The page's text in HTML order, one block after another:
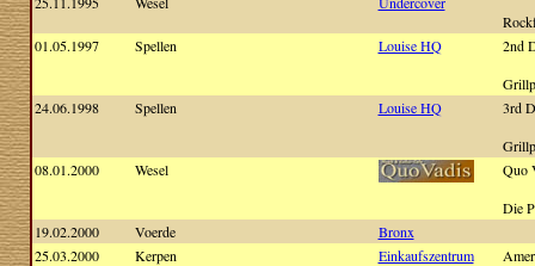
01.05.1997
Spellen Louise HQ
2nd
24.06.1998
Spellen Louise HQ
3rd
08.01.2000
Wesel
Quo
Die
19.02.2000
Voerde
Bronx
25.03.2000
Kerpen Einkaufszentrum